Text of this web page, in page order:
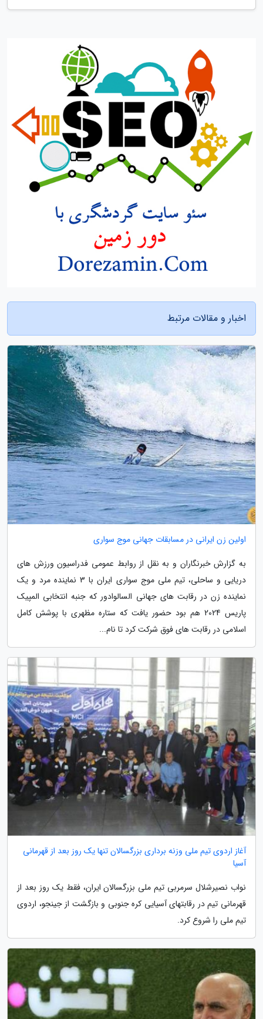
اخبار و مقالات مرتبط
اولین زن ایرانی در مسابقات جهانی موج سواری
به گزارش خبرنگاران و به نقل از روابط عمومی فدراسیون ورزش های
دریایی و ساحلی، تیم ملی موج سواری ایران با 3 نماینده مرد و یک
نماینده زن در رقابت های جهانی السالوادور که جنبه انتخابی المپیک
پاریس 2024 هم بود حضور یافت که ستاره مظهری با پوشش کامل
اسلامی در رقابت های فوق شرکت کرد تا نام...
آغاز اردوی تیم ملی وزنه برداری بزرگسالان تنها یک روز بعد از قهرمانی
آسیا
نواب نصیرشلال سرمربی تیم ملی بزرگسالان ایران، فقط یک روز بعد از
قهرمانی تیم در رقابتهای آسیایی کره جنوبی و بازگشت از جینجو، اردوی
تیم ملی را شروع کرد.